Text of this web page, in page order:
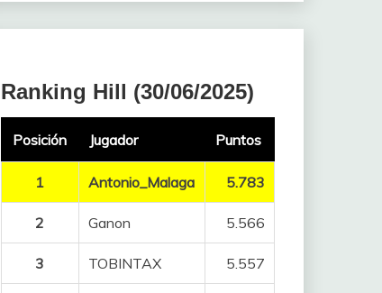
Ranking Hill (30/06/2025)
Posición Jugador Puntos
1 Antonio_Malaga 5.783
2 Ganon 5.566
3 TOBINTAX 5.557